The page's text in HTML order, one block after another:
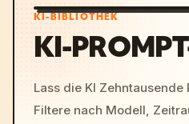
KI-BIBLIOTHEK
KI-
Lass die KI
Filtere nach Modell,